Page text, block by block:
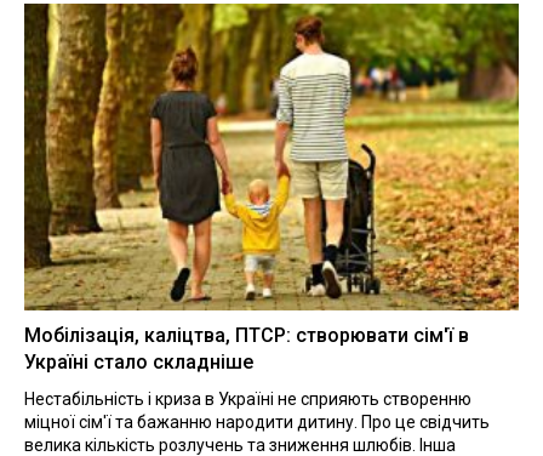
Мобілізація, каліцтва, ПТСР: створювати сім'ї в
Україні стало складніше
Нестабільність і криза в Україні не сприяють створенню
міцної сім'ї та бажанню народити дитину. Про це свідчить
велика кількість розлучень та зниження шлюбів. Інша